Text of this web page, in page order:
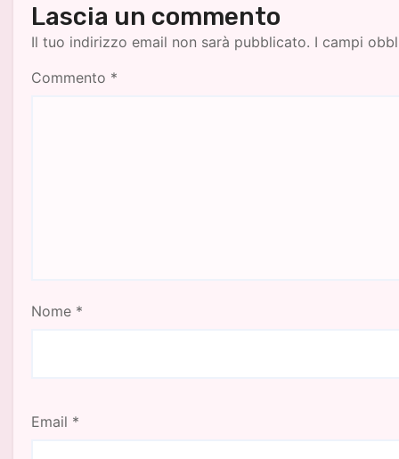
Lascia un commento
Il tuo indirizzo email non sarà pubblicato. I campi
Commento *
Nome *
Email *